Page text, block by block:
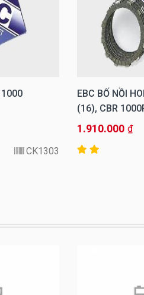
EBC BỐ NỒI
16), CBR
1.910.000 ₫
1000
CK1303